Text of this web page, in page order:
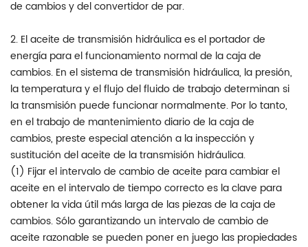
de cambios y del convertidor de par.
2. El aceite de transmisión hidráulica es el portador de
energía para el funcionamiento normal de la caja de
cambios. En el sistema de transmisión hidráulica, la presión,
la temperatura y el flujo del fluido de trabajo determinan si
la transmisión puede funcionar normalmente. Por lo tanto,
en el trabajo de mantenimiento diario de la caja de
cambios, preste especial atención a la inspección y
sustitución del aceite de la transmisión hidráulica.
(1) Fijar el intervalo de cambio de aceite para cambiar el
aceite en el intervalo de tiempo correcto es la clave para
obtener la vida útil más larga de las piezas de la caja de
cambios. Sólo garantizando un intervalo de cambio de
aceite razonable se pueden poner en juego las propiedades